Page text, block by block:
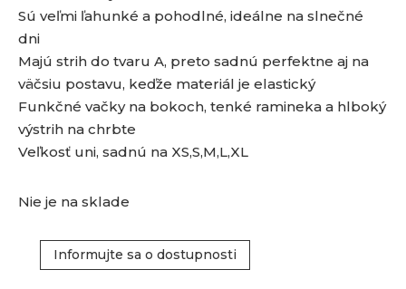
Sú veľmi ľahunké a pohodlné, ideálne na slnečné
dni
Majú strih do tvaru A, preto sadnú perfektne aj na
väčsiu postavu, keďže materiál je elastický
Funkčné vačky na bokoch, tenké ramineka a hlboký
výstrih na chrbte
Veľkosť uni, sadnú na XS,S,M,L,XL
Nie je na sklade
Informujte sa o dostupnosti